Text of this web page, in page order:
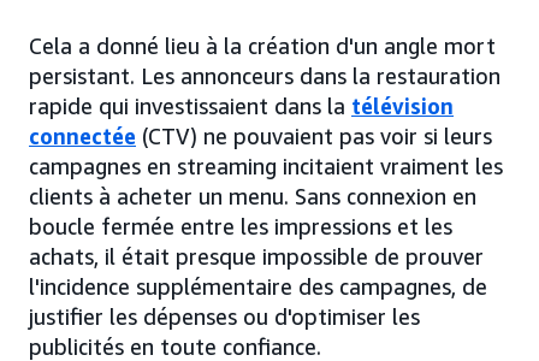
Cela a donné lieu à la création d'un angle mort
persistant. Les annonceurs dans la restauration
rapide qui investissaient dans la télévision
connectée (CTV) ne pouvaient pas voir si leurs
campagnes en streaming incitaient vraiment les
clients à acheter un menu. Sans connexion en
boucle fermée entre les impressions et les
achats, il était presque impossible de prouver
l'incidence supplémentaire des campagnes, de
justifier les dépenses ou d'optimiser les
publicités en toute confiance.